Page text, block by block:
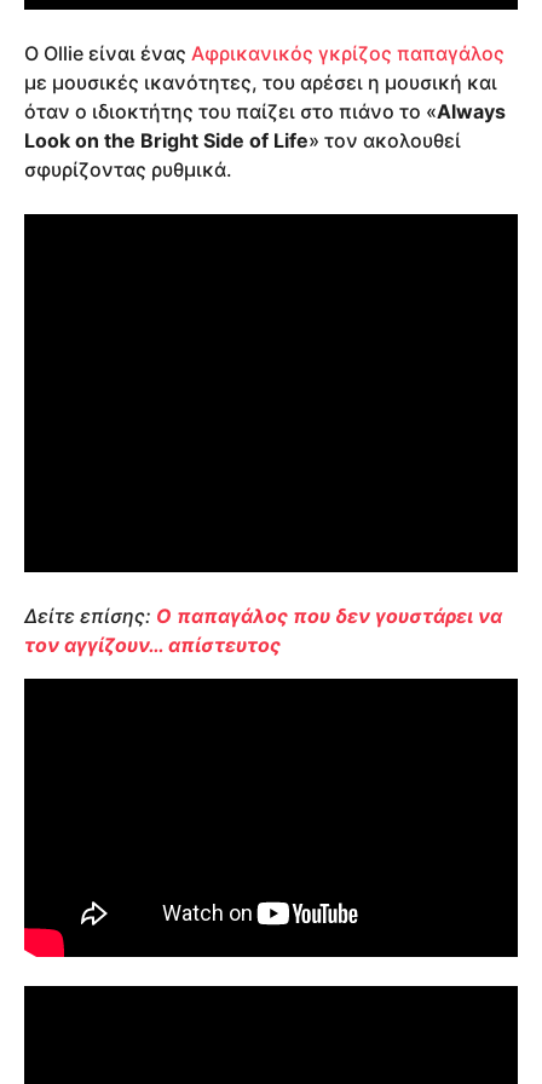
Ο Ollie είναι ένας Αφρικανικός γκρίζος παπαγάλος
με μουσικές ικανότητες, του αρέσει η μουσική και
όταν ο ιδιοκτήτης του παίζει στο πιάνο το «Always
Look on the Bright Side of Life» τον ακολουθεί
σφυρίζοντας ρυθμικά.
Δείτε επίσης: Ο παπαγάλος που δεν γουστάρει να
τον αγγίζουν… απίστευτος